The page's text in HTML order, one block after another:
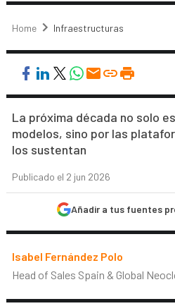
Home Infraestructuras
La próxima década no solo
modelos, sino por las
los sustentan
Publicado el 2 jun 2026
Añadir a tus fuentes
Isabel Fernández Polo
Head of Sales Spain & Global